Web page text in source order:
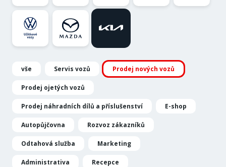
vše Servis vozů Prodej nových vozů
Prodej ojetých vozů
Prodej náhradních dílů a příslušenství E-shop
Autopůjčovna Rozvoz zákazníků
Odtahová služba Marketing
Administrativa Recepce